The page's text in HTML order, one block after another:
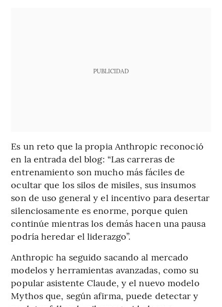
PUBLICIDAD
Es un reto que la propia Anthropic reconoció
en la entrada del blog: “Las carreras de
entrenamiento son mucho más fáciles de
ocultar que los silos de misiles, sus insumos
son de uso general y el incentivo para desertar
silenciosamente es enorme, porque quien
continúe mientras los demás hacen una pausa
podría heredar el liderazgo”.
Anthropic ha seguido sacando al mercado
modelos y herramientas avanzadas, como su
popular asistente Claude, y el nuevo modelo
Mythos que, según afirma, puede detectar y